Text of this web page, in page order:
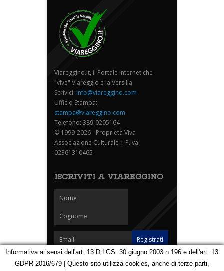
Viareggino.it, il Portale internet che
"vive" Viareggio e la Versilia
Scrivici: info@viareggino.com
Ufficio Stampa:
stampa@viareggino.com
Telefono: 389-0205164
© 1999-2026 - Proprietà Viva
Associazione Culturale | P.Iva
02361310465
ISCRIVITI A VIAREGGINO
Informativa ai sensi dell'art. 13 D.LGS. 30 giugno 2003 n.196 e dell'art. 13
GDPR 2016/679 | Questo sito utilizza cookies, anche di terze parti,